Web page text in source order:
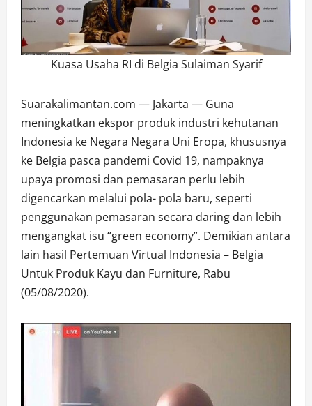
Kuasa Usaha RI di Belgia Sulaiman Syarif
Suarakalimantan.com — Jakarta — Guna
meningkatkan ekspor produk industri kehutanan
Indonesia ke Negara Negara Uni Eropa, khususnya
ke Belgia pasca pandemi Covid 19, nampaknya
upaya promosi dan pemasaran perlu lebih
digencarkan melalui pola- pola baru, seperti
penggunakan pemasaran secara daring dan lebih
mengangkat isu “green economy”. Demikian antara
lain hasil Pertemuan Virtual Indonesia – Belgia
Untuk Produk Kayu dan Furniture, Rabu
(05/08/2020).